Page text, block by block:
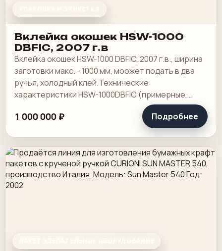
Вклейка окошек HSW-1000
DBFIC, 2007 г.в
Вклейка окошек HSW-1000 DBFIC, 2007 г.в., ширина
заготовки макс. - 1000 мм, моожет подать в два
ручья, холодный клей.Технические
характеристики HSW-1000DBFIC (примерные,
могут отличаться в зависимости от конкретной.
1 000 000 ₽ Подробнее